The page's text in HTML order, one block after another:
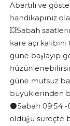
Abartılı ve
handikapınız
💥Sabah
kare açı
güne başlayıp
güne mutsuz
büyüklerinden
🌑Sabah 09:54 -
olduğu süreçte